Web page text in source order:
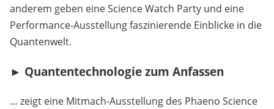
anderem geben eine Science Watch Party und eine
Performance-Ausstellung faszinierende Einblicke in die
Quantenwelt.
► Quantentechnologie zum Anfassen
… zeigt eine Mitmach-Ausstellung des Phaeno Science